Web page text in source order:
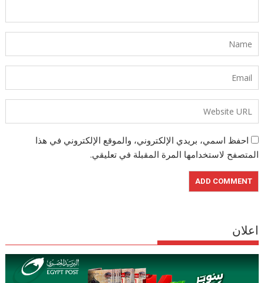
احفظ اسمي، بريدي الإلكتروني، والموقع الإلكتروني في هذا
المتصفح لاستخدامها المرة المقبلة في تعليقي.
اعلان